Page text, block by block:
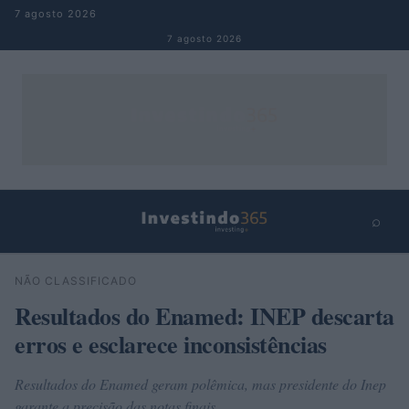
Pular para o conteúdo
7 agosto 2026
7 agosto 2026
⌕
Buscar
NÃO CLASSIFICADO
Resultados do Enamed: INEP descarta
erros e esclarece inconsistências
Resultados do Enamed geram polêmica, mas presidente do Inep